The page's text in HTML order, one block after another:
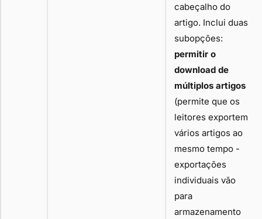
cabeçalho do
artigo. Inclui duas
subopções:
permitir o
download de
múltiplos artigos
(permite que os
leitores exportem
vários artigos ao
mesmo tempo -
exportações
individuais vão
para
armazenamento